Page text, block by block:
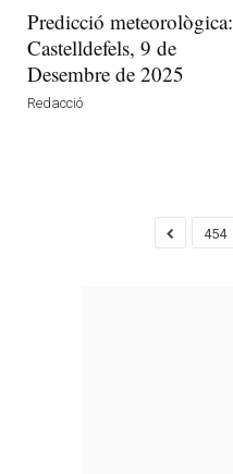
Predicció meteorològica:
Castelldefels, 9 de
Desembre de 2025
Redacció
454